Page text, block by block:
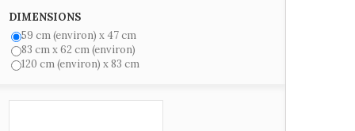
DIMENSIONS
59 cm (environ) x 47 cm
83 cm x 62 cm (environ)
120 cm (environ) x 83 cm